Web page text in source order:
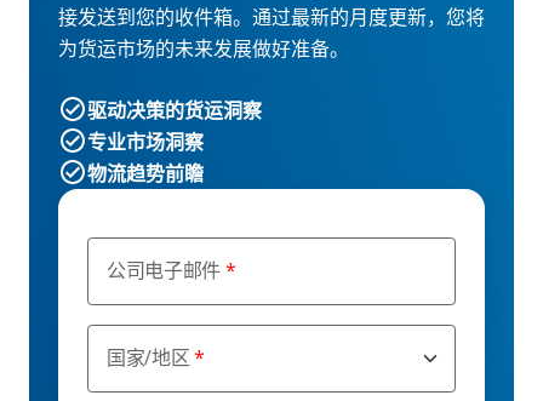
公司电子邮件
国家/地区
接发送到您的收件箱。通过最新的月度更新，您将
为货运市场的未来发展做好准备。
驱动决策的货运洞察
专业市场洞察
物流趋势前瞻